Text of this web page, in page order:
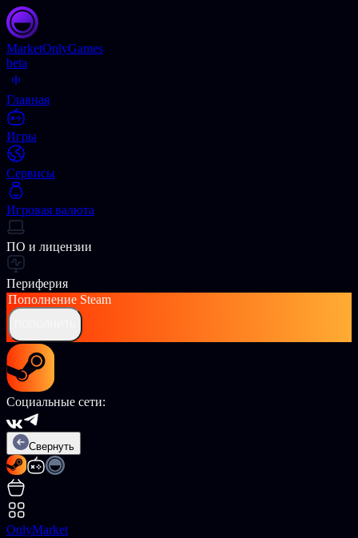
MarketOnlyGames
beta
Главная
Игры
Сервисы
Игровая валюта
ПО и лицензии
Периферия
Пополнение Steam
Социальные сети:
Свернуть
OnlyMarket